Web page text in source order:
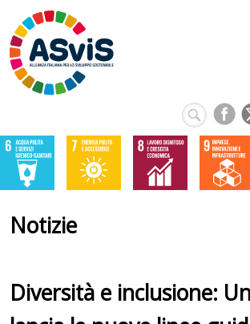
Notizie
Diversità e inclusione: